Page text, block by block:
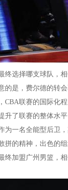
终选择哪支球队，
的是，费尔德的转
CBA联赛的国际化
升了联赛的整体水
为一名全能型后卫
拼的精神，出色的
终加盟广州男篮，